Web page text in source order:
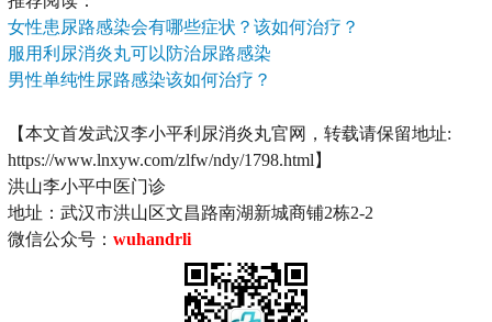
女性患尿路感染会有哪些症状？该如何治疗？
服用利尿消炎丸可以防治尿路感染
男性单纯性尿路感染该如何治疗？
【本文首发武汉李小平利尿消炎丸官网，转载请保留地址:
https://www.lnxyw.com/zlfw/ndy/1798.html】
洪山李小平中医门诊
地址：武汉市洪山区文昌路南湖新城商铺2栋2-2
微信公众号： wuhandrli